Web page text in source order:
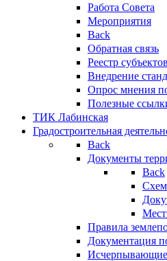
Работа Совета
Мероприятия
Back
Обратная связь
Реестр
Внедрение
Опрос мнения
Полезные
ТИК Лабинская
Градостроительная
Back
Документы
Back
Правила
Документация
Исчерпывающие